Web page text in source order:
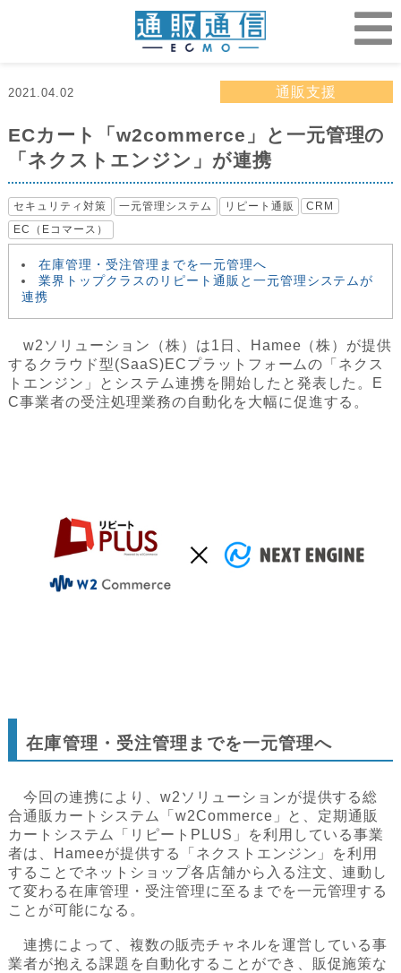
2021.04.02 通販支援
ECカート「w2commerce」と一元管理の
「ネクストエンジン」が連携
セキュリティ対策 一元管理システム リピート通販
CRM
EC（Eコマース）
在庫管理・受注管理までを一元管理へ
業界トップクラスのリピート通販と一元管理システムが
連携
w2ソリューション（株）は1日、Hamee（株）が提供
するクラウド型(SaaS)ECプラットフォームの「ネクス
トエンジン」とシステム連携を開始したと発表した。E
C事業者の受注処理業務の自動化を大幅に促進する。
在庫管理・受注管理までを一元管理へ
今回の連携により、w2ソリューションが提供する総
合通販カートシステム「w2Commerce」と、定期通販
カートシステム「リピートPLUS」を利用している事業
者は、Hameeが提供する「ネクストエンジン」を利用
することでネットショップ各店舗から入る注文、連動し
て変わる在庫管理・受注管理に至るまでを一元管理する
ことが可能になる。
連携によって、複数の販売チャネルを運営している事
業者が抱える課題を自動化することができ、販促施策な